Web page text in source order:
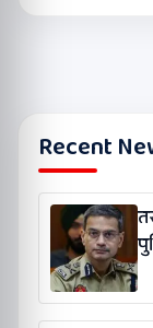
Recent